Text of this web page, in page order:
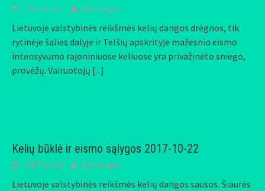
2017-12-18 Mindaugas
Lietuvoje valstybinės reikšmės kelių dangos drėgnos, tik
rytinėje šalies dalyje ir Telšių apskrityje mažesnio eismo
intensyvumo rajoniniuose keliuose yra privažinėto sniego,
provėžų. Vairuotojų [...]
Kelių būklė ir eismo sąlygos 2017-10-22
2017-10-22 Mindaugas
Lietuvoje valstybinės reikšmės kelių dangos sausos. Šiaurės